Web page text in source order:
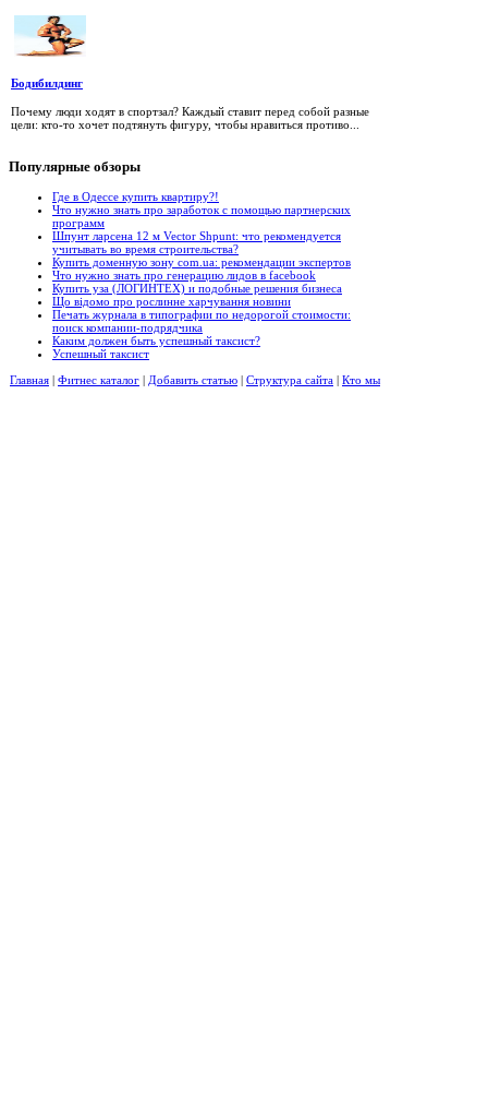
Бодибилдинг
Почему люди ходят в спортзал? Каждый ставит перед собой разные
цели: кто-то хочет подтянуть фигуру, чтобы нравиться противо...
Популярные обзоры
Где в Одессе купить квартиру?!
Что нужно знать про заработок с помощью партнерских
программ
Шпунт ларсена 12 м Vector Shpunt: что рекомендуется
учитывать во время строительства?
Купить доменную зону com.ua: рекомендации экспертов
Что нужно знать про генерацию лидов в facebook
Купить уза (ЛОГИНТЕХ) и подобные решения бизнеса
Що відомо про рослинне харчування новини
Печать журнала в типографии по недорогой стоимости:
поиск компании-подрядчика
Каким должен быть успешный таксист?
Успешный таксист
Главная | Фитнес каталог | Добавить статью | Структура сайта | Кто мы